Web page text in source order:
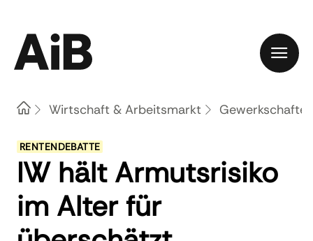
HomeWirtschaft & Arbeitsmarkt
RENTENDEBATTE
IW hält Armutsrisiko
im Alter für